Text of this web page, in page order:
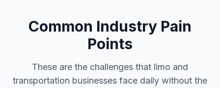
Common Industry Pain
Points
These are the challenges that limo and
transportation businesses face daily without the